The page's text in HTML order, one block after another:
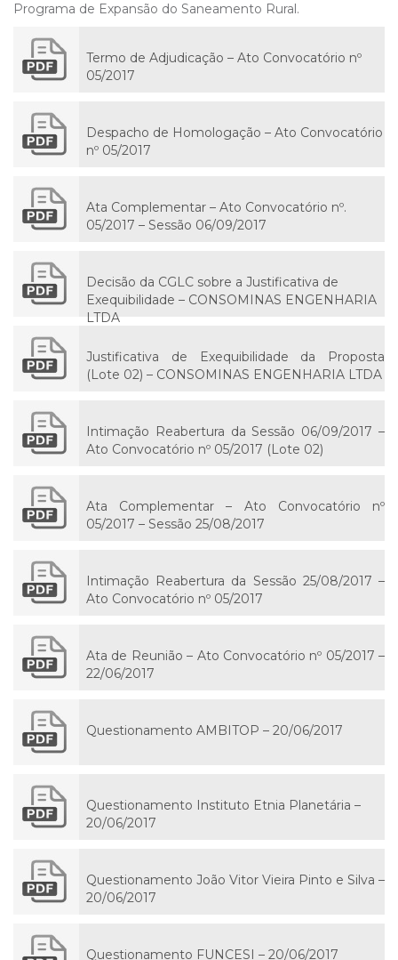
Programa de Expansão do Saneamento Rural.
Termo de Adjudicação – Ato Convocatório nº
05/2017
Despacho de Homologação – Ato Convocatório
nº 05/2017
Ata Complementar – Ato Convocatório nº.
05/2017 – Sessão 06/09/2017
Decisão da CGLC sobre a Justificativa de
Exequibilidade – CONSOMINAS ENGENHARIA
LTDA
Justificativa de Exequibilidade da Proposta
(Lote 02) – CONSOMINAS ENGENHARIA LTDA
Intimação Reabertura da Sessão 06/09/2017 –
Ato Convocatório nº 05/2017 (Lote 02)
Ata Complementar – Ato Convocatório nº
05/2017 – Sessão 25/08/2017
Intimação Reabertura da Sessão 25/08/2017 –
Ato Convocatório nº 05/2017
Ata de Reunião – Ato Convocatório nº 05/2017 –
22/06/2017
Questionamento AMBITOP – 20/06/2017
Questionamento Instituto Etnia Planetária –
20/06/2017
Questionamento João Vitor Vieira Pinto e Silva –
20/06/2017
Questionamento FUNCESI – 20/06/2017